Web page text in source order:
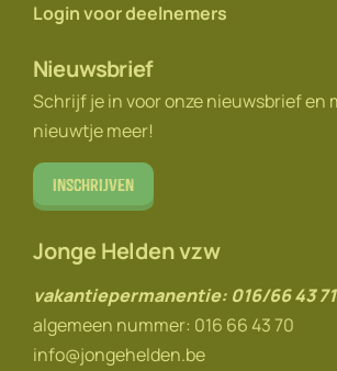
Login voor deelnemers
Nieuwsbrief
Schrijf je in voor onze nieuwsbrief en
nieuwtje meer!
Inschrijven
Jonge Helden vzw
vakantiepermanentie: 016/66 43 71
algemeen nummer: 016 66 43 70
info@jongehelden.be